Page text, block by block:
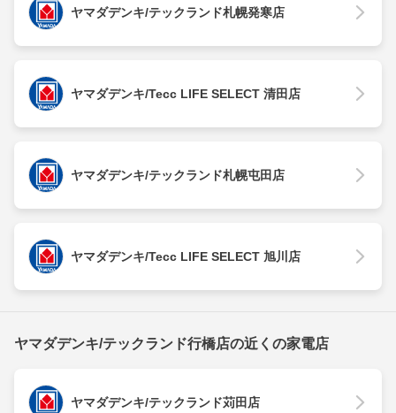
ヤマダデンキ/テックランド札幌発寒店
ヤマダデンキ/Tecc LIFE SELECT 清田店
ヤマダデンキ/テックランド札幌屯田店
ヤマダデンキ/Tecc LIFE SELECT 旭川店
ヤマダデンキ/テックランド行橋店の近くの家電店
ヤマダデンキ/テックランド苅田店